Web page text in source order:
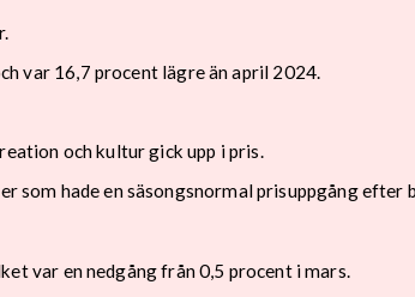
var 16,7 procent lägre än april 2024.
och kultur gick upp i pris.
som hade en säsongsnormal prisuppgång efter
var en nedgång från 0,5 procent i mars.